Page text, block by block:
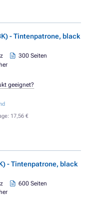
- Tintenpatrone, black
300 Seiten
17,56 €
geeignet?
- Tintenpatrone, black
600 Seiten